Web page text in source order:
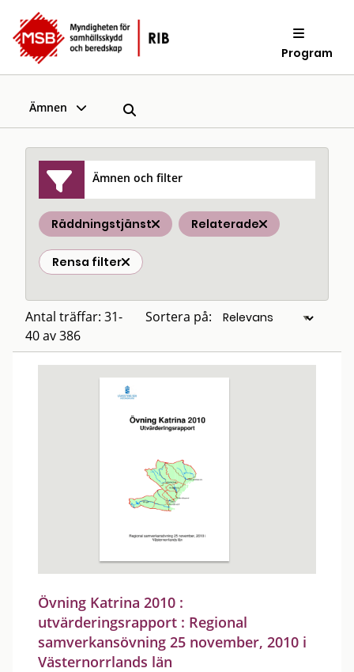
Program
Ämnen
Ämnen och filter
Räddningstjänst Relaterade
Rensa filter
Antal träffar: 31-
40 av 386
Sortera på:
Övning Katrina 2010 :
utvärderingsrapport : Regional
samverkansövning 25 november, 2010 i
Västernorrlands län